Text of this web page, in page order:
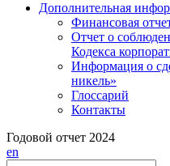
Дополнительная
Финансовая
Отчет о
Кодекса
Информация о
никель»
Глоссарий
Контакты
Годовой отчет 2024
en